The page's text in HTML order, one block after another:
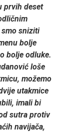
prvih deset
smo sniziti
bolje
bolje odluke.
loše
možemo
utakmice
imali bi
sutra protiv
navijača,